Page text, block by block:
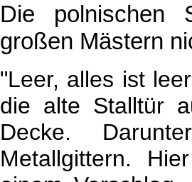
Die polnischen
großen Mästern
"Leer, alles ist
die alte Stalltür
Decke.
Metallgittern.